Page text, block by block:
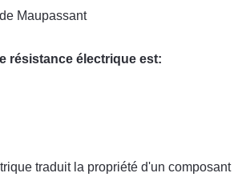
Maupassant
résistance électrique est:
traduit la propriété d'un composant